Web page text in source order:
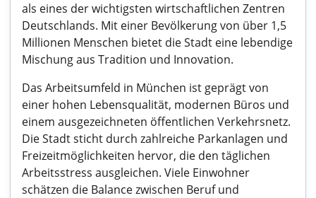
als eines der wichtigsten wirtschaftlichen Zentren
Deutschlands. Mit einer Bevölkerung von über 1,5
Millionen Menschen bietet die Stadt eine lebendige
Mischung aus Tradition und Innovation.
Das Arbeitsumfeld in München ist geprägt von
einer hohen Lebensqualität, modernen Büros und
einem ausgezeichneten öffentlichen Verkehrsnetz.
Die Stadt sticht durch zahlreiche Parkanlagen und
Freizeitmöglichkeiten hervor, die den täglichen
Arbeitsstress ausgleichen. Viele Einwohner
schätzen die Balance zwischen Beruf und